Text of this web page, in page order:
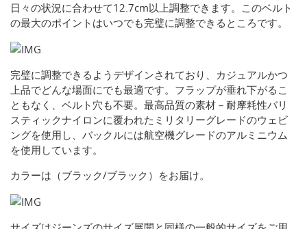
日々の状況に合わせて12.7cm以上調整できます。このベルト
の最大のポイントはいつでも完璧に調整できるところです。
完璧に調整できるようデザインされており、カジュアルかつ
上品でどんな場面にでも最適です。フラップが垂れ下がるこ
ともなく、ベルト穴も不要。最高品質の素材－耐摩耗性バリ
スティックナイロンに覆われたミリタリーグレードのウェビ
ングを使用し、バックルには航空機グレードのアルミニウム
を使用しています。
カラーは（ブラック/ブラック）をお届け。